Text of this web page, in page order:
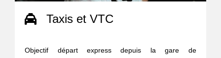
Taxis et VTC
Objectif départ express depuis la gare de